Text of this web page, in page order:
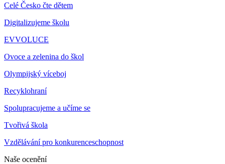
Celé Česko čte dětem
Digitalizujeme školu
EVVOLUCE
Ovoce a zelenina do škol
Olympijský víceboj
Recyklohraní
Spolupracujeme a učíme se
Tvořivá škola
Vzdělávání pro konkurenceschopnost
Naše ocenění